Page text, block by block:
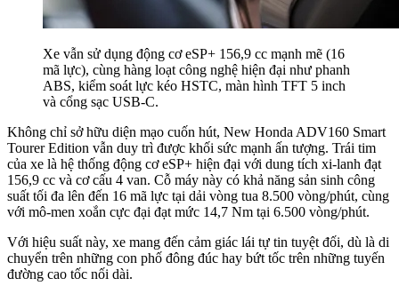
Xe vẫn sử dụng động cơ eSP+ 156,9 cc mạnh mẽ (16
mã lực), cùng hàng loạt công nghệ hiện đại như phanh
ABS, kiểm soát lực kéo HSTC, màn hình TFT 5 inch
và cổng sạc USB-C.
Không chỉ sở hữu diện mạo cuốn hút, New Honda ADV160 Smart
Tourer Edition vẫn duy trì được khối sức mạnh ấn tượng. Trái tim
của xe là hệ thống động cơ eSP+ hiện đại với dung tích xi-lanh đạt
156,9 cc và cơ cấu 4 van. Cỗ máy này có khả năng sản sinh công
suất tối đa lên đến 16 mã lực tại dải vòng tua 8.500 vòng/phút, cùng
với mô-men xoắn cực đại đạt mức 14,7 Nm tại 6.500 vòng/phút.
Với hiệu suất này, xe mang đến cảm giác lái tự tin tuyệt đối, dù là di
chuyển trên những con phố đông đúc hay bứt tốc trên những tuyến
đường cao tốc nối dài.